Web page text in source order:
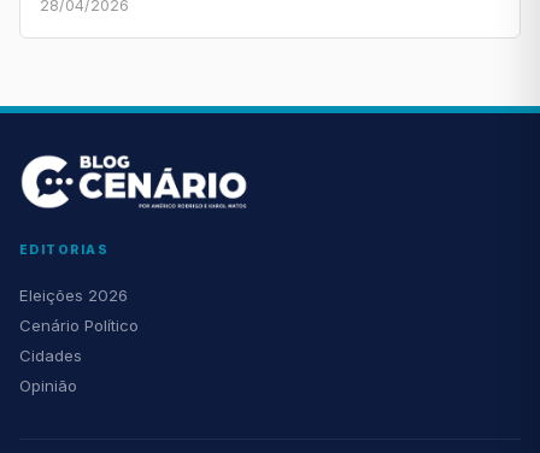
28/04/2026
EDITORIAS
Eleições 2026
Cenário Político
Cidades
Opinião